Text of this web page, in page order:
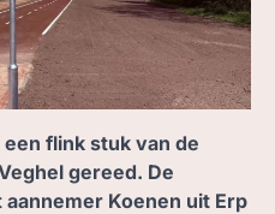
een flink stuk van de
gereed. De
Koenen uit Erp